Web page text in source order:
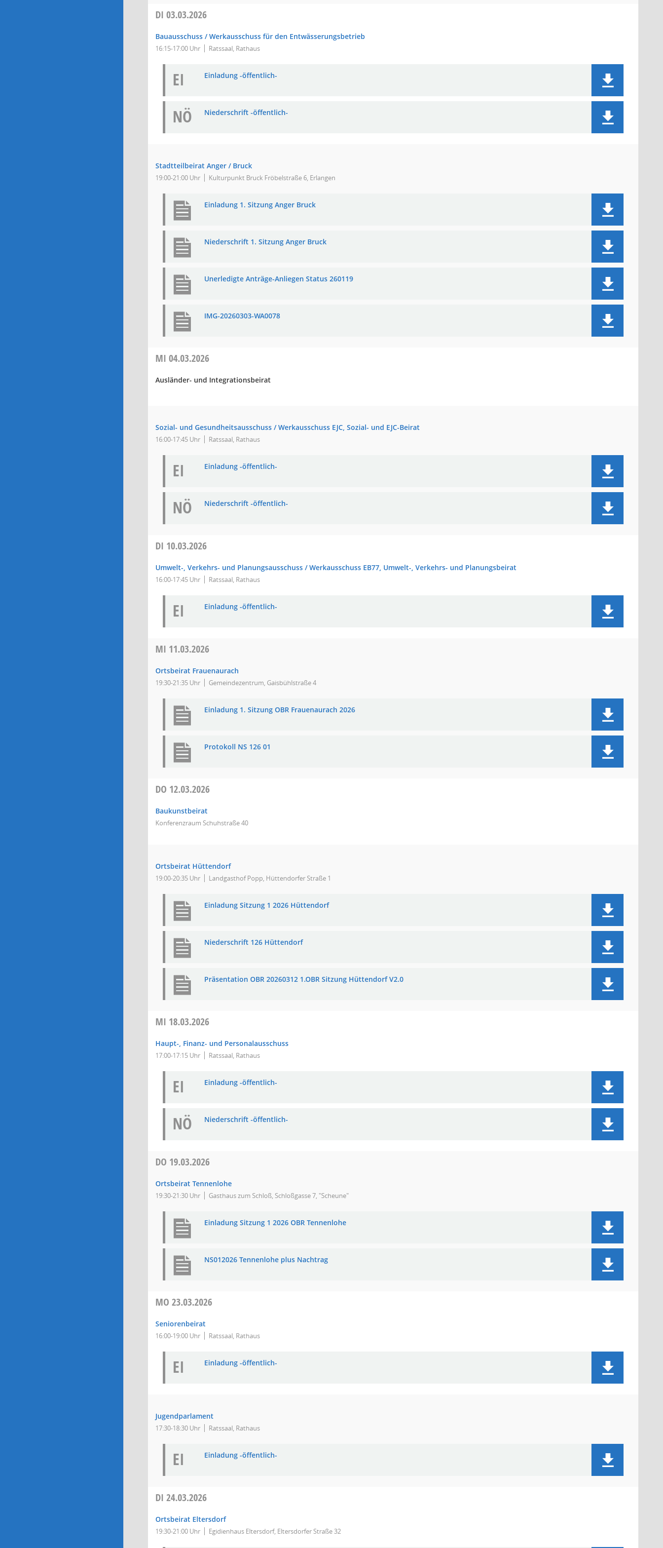
DI 03.03.2026
Bauausschuss / Werkausschuss für den Entwässerungsbetrieb
16:15-17:00 Uhr Ratssaal, Rathaus
EI Einladung -öffentlich-
NÖ Niederschrift -öffentlich-
Stadtteilbeirat Anger / Bruck
19:00-21:00 Uhr Kulturpunkt Bruck Fröbelstraße 6, Erlangen
Einladung 1. Sitzung Anger Bruck
Niederschrift 1. Sitzung Anger Bruck
Unerledigte Anträge-Anliegen Status 260119
IMG-20260303-WA0078
MI 04.03.2026
Ausländer- und Integrationsbeirat
Sozial- und Gesundheitsausschuss / Werkausschuss EJC, Sozial- und EJC-Beirat
16:00-17:45 Uhr Ratssaal, Rathaus
EI Einladung -öffentlich-
NÖ Niederschrift -öffentlich-
DI 10.03.2026
Umwelt-, Verkehrs- und Planungsausschuss / Werkausschuss EB77, Umwelt-, Verkehrs- und Planungsbeirat
16:00-17:45 Uhr Ratssaal, Rathaus
EI Einladung -öffentlich-
MI 11.03.2026
Ortsbeirat Frauenaurach
19:30-21:35 Uhr Gemeindezentrum, Gaisbühlstraße 4
Einladung 1. Sitzung OBR Frauenaurach 2026
Protokoll NS 126 01
DO 12.03.2026
Baukunstbeirat
Konferenzraum Schuhstraße 40
Ortsbeirat Hüttendorf
19:00-20:35 Uhr Landgasthof Popp, Hüttendorfer Straße 1
Einladung Sitzung 1 2026 Hüttendorf
Niederschrift 126 Hüttendorf
Präsentation OBR 20260312 1.OBR Sitzung Hüttendorf V2.0
MI 18.03.2026
Haupt-, Finanz- und Personalausschuss
17:00-17:15 Uhr Ratssaal, Rathaus
EI Einladung -öffentlich-
NÖ Niederschrift -öffentlich-
DO 19.03.2026
Ortsbeirat Tennenlohe
19:30-21:30 Uhr Gasthaus zum Schloß, Schloßgasse 7, "Scheune"
Einladung Sitzung 1 2026 OBR Tennenlohe
NS012026 Tennenlohe plus Nachtrag
MO 23.03.2026
Seniorenbeirat
16:00-19:00 Uhr Ratssaal, Rathaus
EI Einladung -öffentlich-
Jugendparlament
17:30-18:30 Uhr Ratssaal, Rathaus
EI Einladung -öffentlich-
DI 24.03.2026
Ortsbeirat Eltersdorf
19:30-21:00 Uhr Egidienhaus Eltersdorf, Eltersdorfer Straße 32